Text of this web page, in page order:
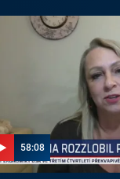
58:08